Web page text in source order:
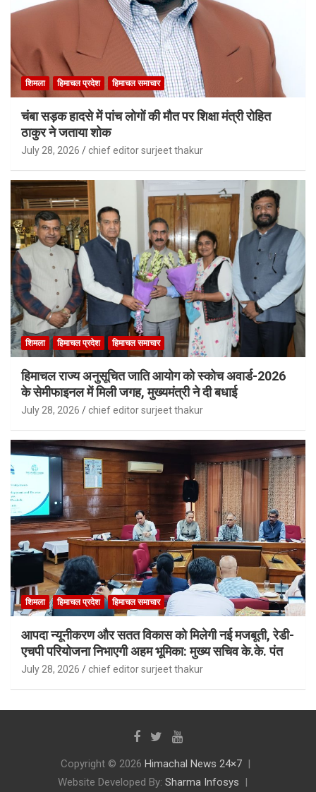
शिमला हिमाचल प्रदेश हिमाचल समाचार
चंबा सड़क हादसे में पांच लोगों की मौत पर शिक्षा मंत्री रोहित
ठाकुर ने जताया शोक
July 28, 2026 chief editor surjeet thakur
शिमला हिमाचल प्रदेश हिमाचल समाचार
हिमाचल राज्य अनुसूचित जाति आयोग को स्कोच अवार्ड-2026
के सेमीफाइनल में मिली जगह, मुख्यमंत्री ने दी बधाई
July 28, 2026 chief editor surjeet thakur
शिमला हिमाचल प्रदेश हिमाचल समाचार
आपदा न्यूनीकरण और सतत विकास को मिलेगी नई मजबूती, रेडी-
एचपी परियोजना निभाएगी अहम भूमिका: मुख्य सचिव के.के. पंत
July 28, 2026 chief editor surjeet thakur
Copyright © 2026 Himachal News 24×7
Website Developed By: Sharma Infosys